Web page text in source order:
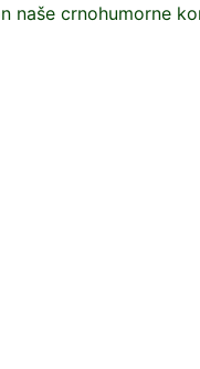
naše crnohumorne